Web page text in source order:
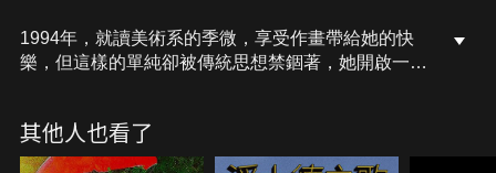
1994年，就讀美術系的季微，享受作畫帶給她的快
樂，但這樣的單純卻被傳統思想禁錮著，她開啟一段
們為季微打開了革命的世界，觸碰了她內心所追求的
自由，但這段關係，卻在魏青給季微的一個吻之後改
其他人也看了